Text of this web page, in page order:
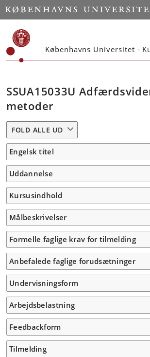
Københavns Universitet -
SSUA15033U
metoder
FOLD ALLE UD
Engelsk titel
Uddannelse
Kursusindhold
Målbeskrivelser
Formelle faglige krav for tilmelding
Anbefalede faglige forudsætninger
Undervisningsform
Arbejdsbelastning
Feedbackform
Tilmelding